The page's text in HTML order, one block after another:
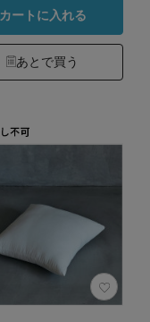
カートに入れる
あとで買う